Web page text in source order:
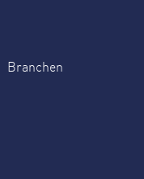
Branchen